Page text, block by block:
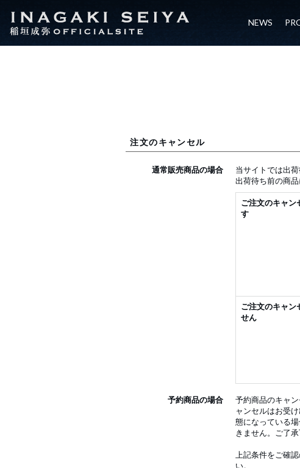
NEWS
注文のキャンセル
通常販売商品の場合
当サイトでは出
出荷待ち前の商
ご注文のキャン
す
ご注文のキャン
せん
予約商品の場合
予約商品のキャ
ャンセルはお受
態になっている
きません。ご了承
上記条件をご確
い。